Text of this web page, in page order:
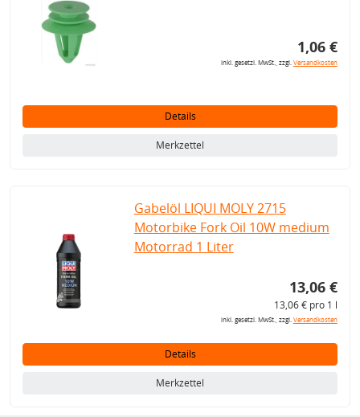
1,06 €
inkl. gesetzl. MwSt., zzgl.Versandkosten
Details
Merkzettel
Gabelöl LIQUI MOLY 2715
Motorbike Fork Oil 10W medium
Motorrad 1 Liter
13,06 €
13,06 € pro 1 l
inkl. gesetzl. MwSt., zzgl.Versandkosten
Details
Merkzettel